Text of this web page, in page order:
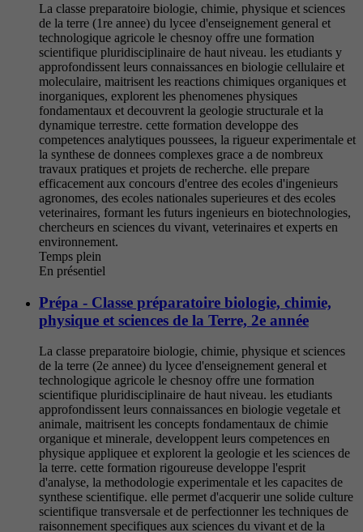
La classe preparatoire biologie, chimie, physique et sciences
de la terre (1re annee) du lycee d'enseignement general et
technologique agricole le chesnoy offre une formation
scientifique pluridisciplinaire de haut niveau. les etudiants y
approfondissent leurs connaissances en biologie cellulaire et
moleculaire, maitrisent les reactions chimiques organiques et
inorganiques, explorent les phenomenes physiques
fondamentaux et decouvrent la geologie structurale et la
dynamique terrestre. cette formation developpe des
competences analytiques poussees, la rigueur experimentale et
la synthese de donnees complexes grace a de nombreux
travaux pratiques et projets de recherche. elle prepare
efficacement aux concours d'entree des ecoles d'ingenieurs
agronomes, des ecoles nationales superieures et des ecoles
veterinaires, formant les futurs ingenieurs en biotechnologies,
chercheurs en sciences du vivant, veterinaires et experts en
environnement.
Temps plein
En présentiel
Prépa - Classe préparatoire biologie, chimie,
physique et sciences de la Terre, 2e année
La classe preparatoire biologie, chimie, physique et sciences
de la terre (2e annee) du lycee d'enseignement general et
technologique agricole le chesnoy offre une formation
scientifique pluridisciplinaire de haut niveau. les etudiants
approfondissent leurs connaissances en biologie vegetale et
animale, maitrisent les concepts fondamentaux de chimie
organique et minerale, developpent leurs competences en
physique appliquee et explorent la geologie et les sciences de
la terre. cette formation rigoureuse developpe l'esprit
d'analyse, la methodologie experimentale et les capacites de
synthese scientifique. elle permet d'acquerir une solide culture
scientifique transversale et de perfectionner les techniques de
raisonnement specifiques aux sciences du vivant et de la